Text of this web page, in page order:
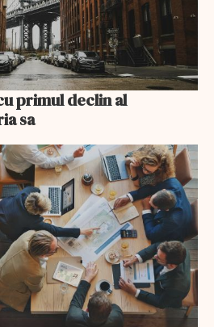
primul declin al
sa